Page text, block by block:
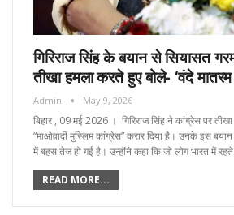
गिरिराज सिंह के बयान से सियासत
तीखा हमला करते हुए बोले- ‘वंदे मातरम
Admin May 9, 2026
बिहार , 09 मई 2026 । गिरिराज सिंह ने कांग्रेस पर
“माओवादी मुस्लिम कांग्रेस” करार दिया है। उनके इस बयान
में बहस तेज हो गई है। उन्होंने कहा कि जो लोग भारत में
READ MORE...